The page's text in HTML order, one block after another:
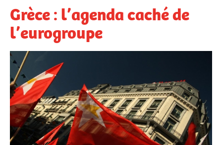
Grèce : l’agenda caché de
l’eurogroupe